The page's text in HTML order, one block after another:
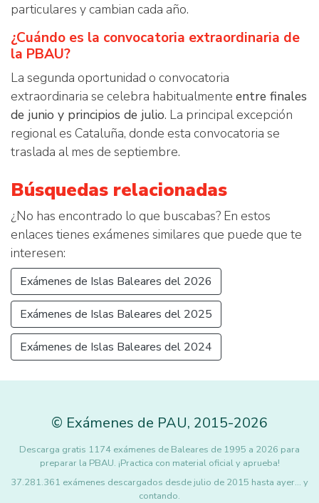
particulares y cambian cada año.
¿Cuándo es la convocatoria extraordinaria de
la PBAU?
La segunda oportunidad o convocatoria
extraordinaria se celebra habitualmente entre finales
de junio y principios de julio. La principal excepción
regional es Cataluña, donde esta convocatoria se
traslada al mes de septiembre.
Búsquedas relacionadas
¿No has encontrado lo que buscabas? En estos
enlaces tienes exámenes similares que puede que te
interesen:
Exámenes de Islas Baleares del 2026
Exámenes de Islas Baleares del 2025
Exámenes de Islas Baleares del 2024
© Exámenes de PAU, 2015-2026
Descarga gratis 1174 exámenes de Baleares de 1995 a 2026 para
preparar la PBAU. ¡Practica con material oficial y aprueba!
37.281.361 exámenes descargados desde julio de 2015 hasta ayer... y
contando.